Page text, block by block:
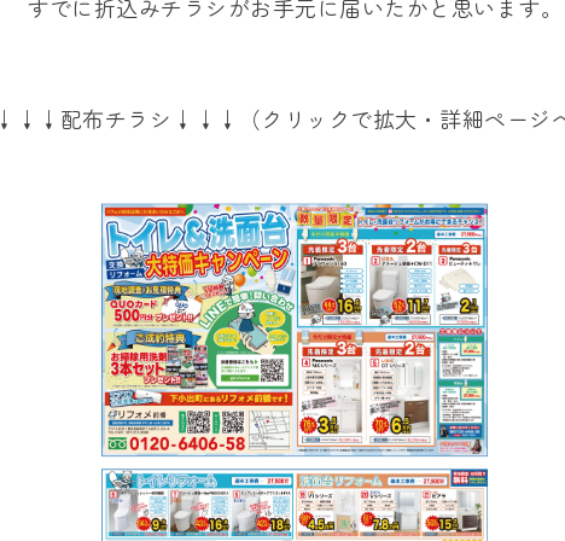
すでに折込みチラシがお手元に届いたかと思います。
↓↓↓配布チラシ↓↓↓（クリックで拡大・詳細ページ